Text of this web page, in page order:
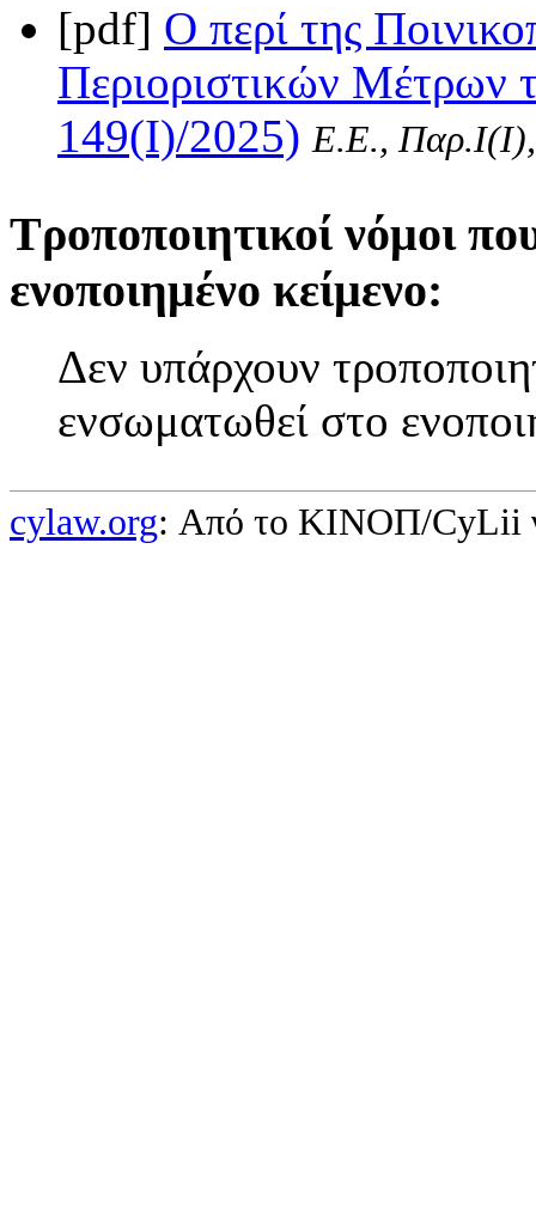
[pdf] Ο περί της
Περιοριστικών
149(I)/2025) Ε.Ε.,
Τροποποιητικοί νόμοι
ενοποιημένο κείμενο:
Δεν υπάρχουν
ενσωματωθεί στο
cylaw.org: Από το ΚΙΝOΠ/CyLii